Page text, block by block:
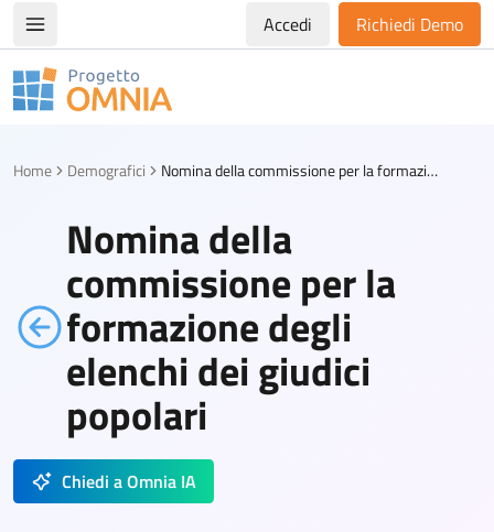
Apri/chiudi menù di navigazioneAccedi Richiedi Demo
Progetto Omnia
Home Demografici Nomina della commissione per la formazione degli elenchi dei giudici popolari
Nomina della
commissione per la
formazione degli
elenchi dei giudici
popolari
Chiedi a Omnia IA